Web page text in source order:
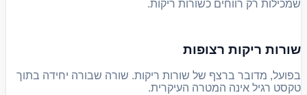
שמכילות רק רווחים כשורות ריקות.
שורות ריקות רצופות
בפועל, מדובר ברצף של שורות ריקות. שורה שבורה יחידה בתוך
טקסט רגיל אינה המטרה העיקרית.